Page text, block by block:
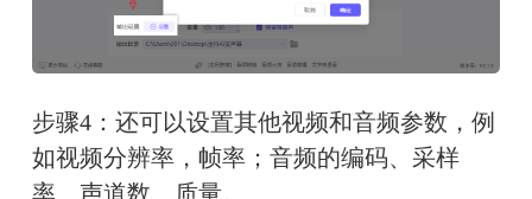
步骤4：还可以设置其他视频和音频参数，例
如视频分辨率，帧率；音频的编码、采样
率、声道数、质量。